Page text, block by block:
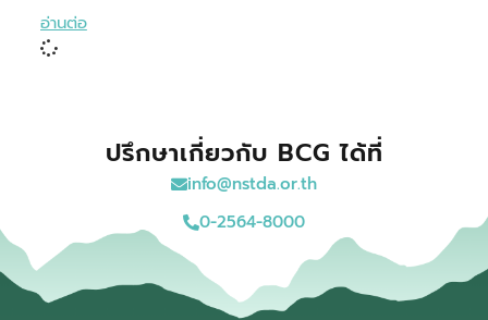
อ่านต่อ
ปรึกษาเกี่ยวกับ BCG ได้ที่
info@nstda.or.th
0-2564-8000